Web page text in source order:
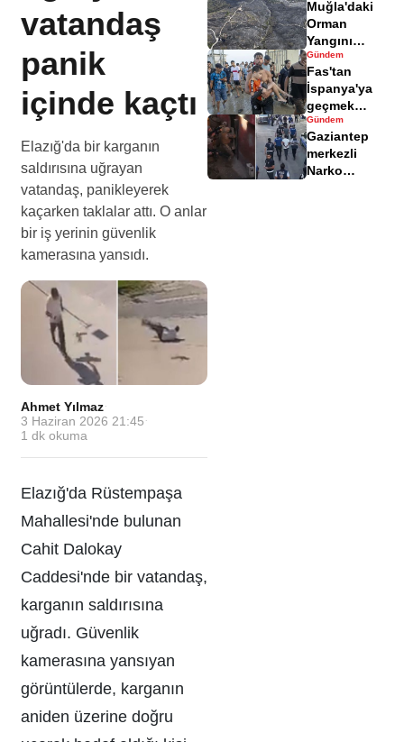
vatandaş
panik
içinde kaçtı
Elazığ'da bir karganın
saldırısına uğrayan
vatandaş, panikleyerek
kaçarken taklalar attı. O anlar
bir iş yerinin güvenlik
kamerasına yansıdı.
Ahmet Yılmaz·
3 Haziran 2026 21:45 ·
1 dk okuma
Elazığ'da Rüstempaşa
Mahallesi'nde bulunan
Cahit Dalokay
Caddesi'nde bir vatandaş,
karganın saldırısına
uğradı. Güvenlik
kamerasına yansıyan
görüntülerde, karganın
aniden üzerine doğru
yaralandı
Muğla'daki
Orman
Yangını
Sonrası
Zarar Gören
Alanlar
Havadisinde
Gündem
Fas'tan
İspanya'ya
geçmek
isteyen
göçmenler
geri döndü
Gündem
Gaziantep
merkezli
Narko